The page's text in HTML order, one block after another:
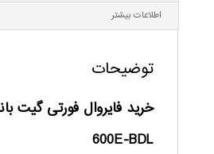
اطلاعات بیشتر
توضیحات
600E-BDL